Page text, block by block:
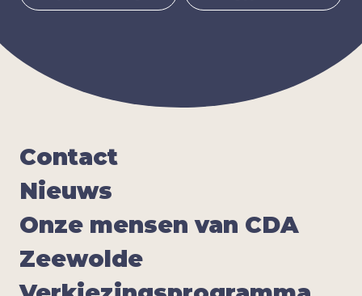
Con­tact
Nieuws
Onze men­sen van CDA
Zee­wol­de